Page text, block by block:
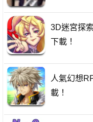
3D迷宮探
下載！
人氣幻想
載！